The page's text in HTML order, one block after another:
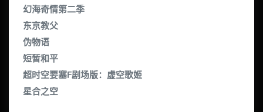
幻海奇情第二季
东京教父
伪物语
短暂和平
超时空要塞F剧场版：虚空歌姬
星合之空